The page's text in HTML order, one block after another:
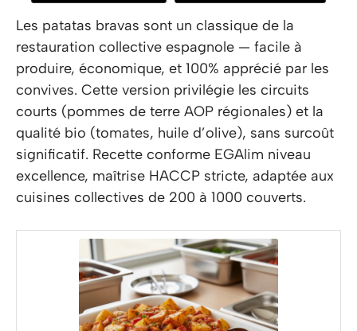
Les patatas bravas sont un classique de la
restauration collective espagnole — facile à
produire, économique, et 100% apprécié par les
convives. Cette version privilégie les circuits
courts (pommes de terre AOP régionales) et la
qualité bio (tomates, huile d’olive), sans surcoût
significatif. Recette conforme EGAlim niveau
excellence, maîtrise HACCP stricte, adaptée aux
cuisines collectives de 200 à 1000 couverts.